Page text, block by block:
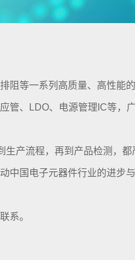
阻等一系列高质量、高性能的
、LDO、电源管理IC等，
产流程，再到产品检测，
中国电子元器件行业的进步与
系。